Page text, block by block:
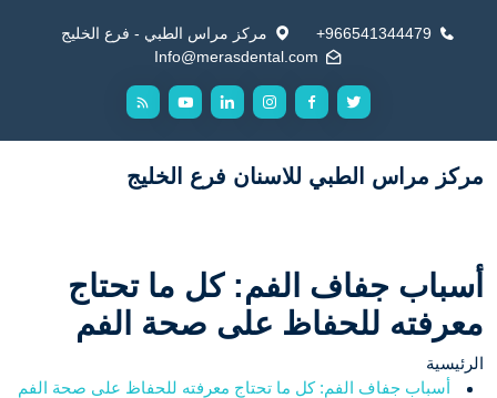
966541344479+
مركز مراس الطبي - فرع الخليج
Info@merasdental.com
مركز مراس الطبي للاسنان فرع الخليج
أسباب جفاف الفم: كل ما تحتاج
معرفته للحفاظ على صحة الفم
الرئيسية
أسباب جفاف الفم: كل ما تحتاج معرفته للحفاظ على صحة الفم